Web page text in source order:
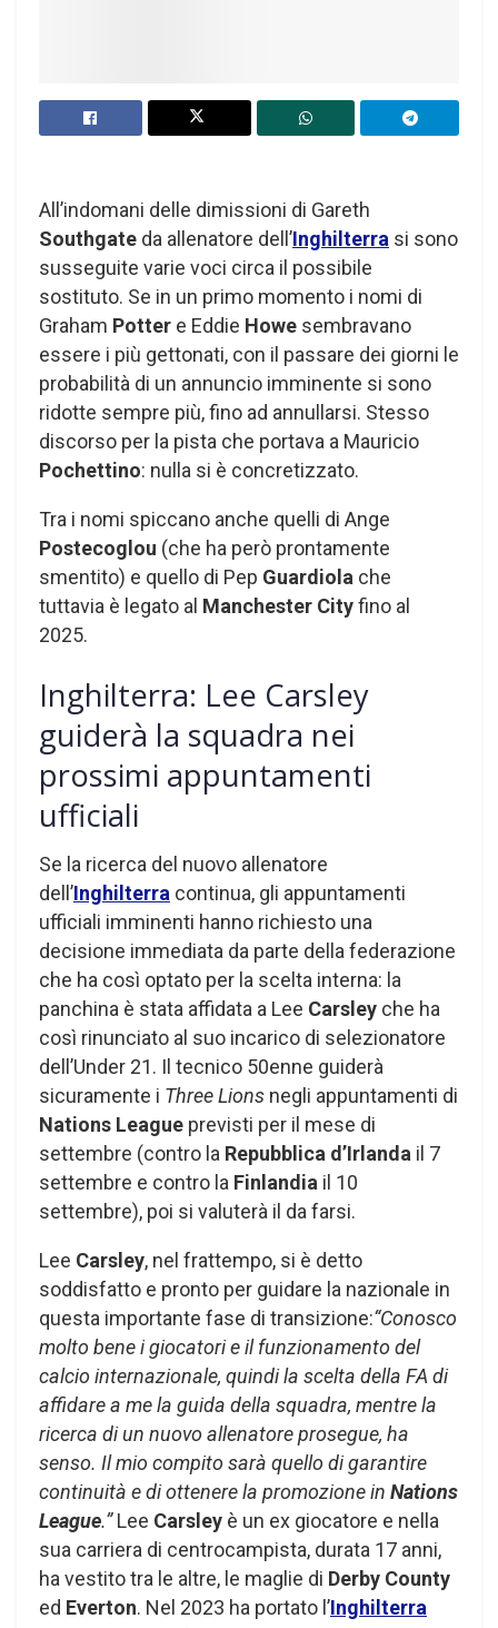
All’indomani delle dimissioni di Gareth
Southgate da allenatore dell’Inghilterra si sono
susseguite varie voci circa il possibile
sostituto. Se in un primo momento i nomi di
Graham Potter e Eddie Howe sembravano
essere i più gettonati, con il passare dei giorni le
probabilità di un annuncio imminente si sono
ridotte sempre più, fino ad annullarsi. Stesso
discorso per la pista che portava a Mauricio
Pochettino: nulla si è concretizzato.
Tra i nomi spiccano anche quelli di Ange
Postecoglou (che ha però prontamente
smentito) e quello di Pep Guardiola che
tuttavia è legato al Manchester Cityfino al
2025.
Inghilterra: Lee Carsley
guiderà la squadra nei
prossimi appuntamenti
ufficiali
Se la ricerca del nuovo allenatore
dell’Inghilterra continua, gli appuntamenti
ufficiali imminenti hanno richiesto una
decisione immediata da parte della federazione
che ha così optato per la scelta interna: la
panchina è stata affidata a Lee Carsley che ha
così rinunciato al suo incarico di selezionatore
dell’Under 21. Il tecnico 50enne guiderà
sicuramente i Three Lions negli appuntamenti di
Nations League previsti per il mese di
settembre (contro la Repubblica d’Irlanda il 7
settembre e contro la Finlandia il 10
settembre), poi si valuterà il da farsi.
Lee Carsley, nel frattempo, si è detto
soddisfatto e pronto per guidare la nazionale in
questa importante fase di transizione:“Conosco
molto bene i giocatori e il funzionamento del
calcio internazionale, quindi la scelta della FA di
affidare a me la guida della squadra, mentre la
ricerca di un nuovo allenatore prosegue, ha
senso. Il mio compito sarà quello di garantire
continuità e di ottenere la promozione in Nations
League.”Lee Carsley è un ex giocatore e nella
sua carriera di centrocampista, durata 17 anni,
ha vestito tra le altre, le maglie di Derby County
ed Everton. Nel 2023 ha portato l’Inghilterra